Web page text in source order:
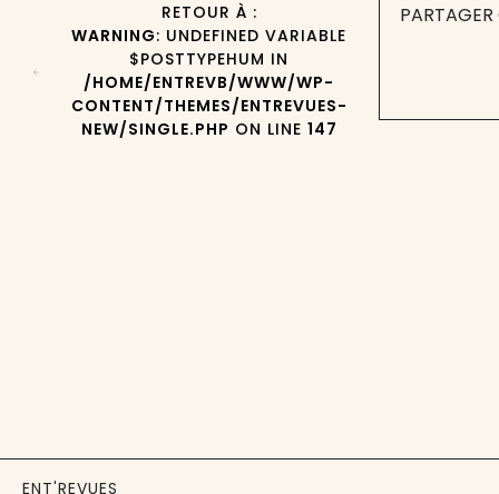
RETOUR À :
WARNING: UNDEFINED VARIABLE
$POSTTYPEHUM IN
/HOME/ENTREVB/WWW/WP-
CONTENT/THEMES/ENTREVUES-
NEW/SINGLE.PHP ON LINE 147
ENT'REVUES